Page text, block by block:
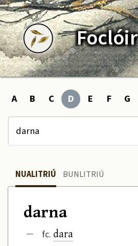
Foclóir
A B C D E F G
NUALITRIÚ BUNLITRIÚ
darna
— fc. dara